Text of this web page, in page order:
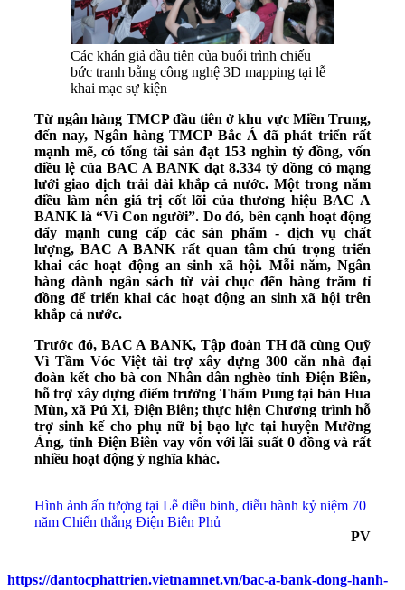
Các khán giả đầu tiên của buổi trình chiếu
bức tranh bằng công nghệ 3D mapping tại lễ
khai mạc sự kiện
Từ ngân hàng TMCP đầu tiên ở khu vực Miền Trung,
đến nay, Ngân hàng TMCP Bắc Á đã phát triển rất
mạnh mẽ, có tổng tài sản đạt 153 nghìn tỷ đồng, vốn
điều lệ của BAC A BANK đạt 8.334 tỷ đồng có mạng
lưới giao dịch trải dài khắp cả nước. Một trong năm
điều làm nên giá trị cốt lõi của thương hiệu BAC A
BANK là “Vì Con người”. Do đó, bên cạnh hoạt động
đẩy mạnh cung cấp các sản phẩm - dịch vụ chất
lượng, BAC A BANK rất quan tâm chú trọng triển
khai các hoạt động an sinh xã hội. Mỗi năm, Ngân
hàng dành ngân sách từ vài chục đến hàng trăm tỉ
đồng để triển khai các hoạt động an sinh xã hội trên
khắp cả nước.
Trước đó, BAC A BANK, Tập đoàn TH đã cùng Quỹ
Vì Tầm Vóc Việt tài trợ xây dựng 300 căn nhà đại
đoàn kết cho bà con Nhân dân nghèo tỉnh Điện Biên,
hỗ trợ xây dựng điểm trường Thẩm Pung tại bản Hua
Mùn, xã Pú Xi, Điện Biên; thực hiện Chương trình hỗ
trợ sinh kế cho phụ nữ bị bạo lực tại huyện Mường
Ảng, tỉnh Điện Biên vay vốn với lãi suất 0 đồng và rất
nhiều hoạt động ý nghĩa khác.
Hình ảnh ấn tượng tại Lễ diễu binh, diễu hành kỷ niệm 70
năm Chiến thắng Điện Biên Phủ
PV
https://dantocphattrien.vietnamnet.vn/bac-a-bank-dong-hanh-